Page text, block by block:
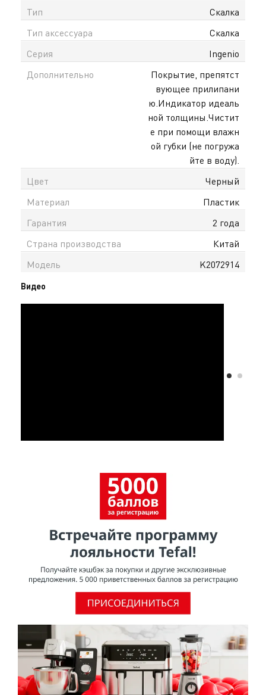
облегчает процесс раскатки. Ограничители на
ручках помогают контролировать толщину теста и
получать равномерный результат. Скалка
выполнена из прочного пластика, не впитывает
запахи и проста в уходе — достаточно протереть
после использования. Прорезиненные ручки
обеспечивают удобный и надёжный захват. Серия
Ingenio сочетает функциональность, практичность
и современный дизайн. На сайте tefal.kz доступна
официальная гарантия в Казахстане и доставка по
Тип
Скалка
Тип аксессуара
Скалка
Серия
Ingenio
Дополнительно
Покрытие, препятст
вующее прилипани
ю.Индикатор идеаль
ной толщины.Чистит
е при помощи влажн
ой губки (не погружа
йте в воду).
Цвет
Черный
Материал
Пластик
Гарантия
2 года
Страна производства
Китай
Модель
K2072914
Видео